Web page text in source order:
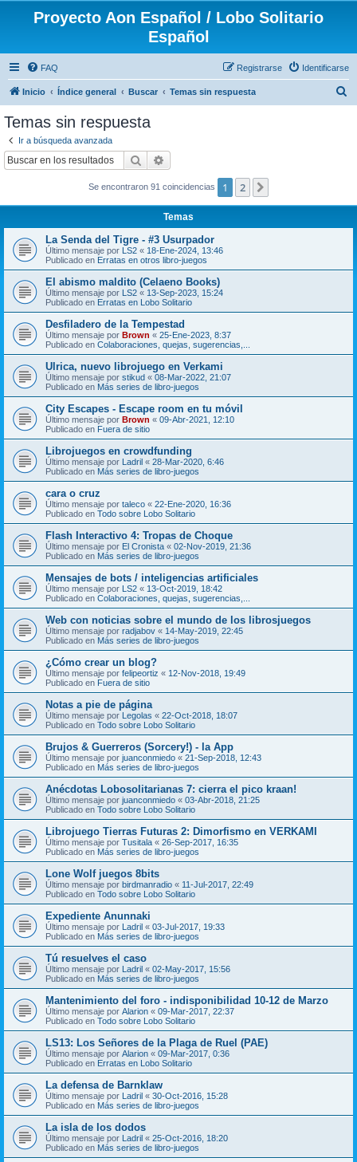
Proyecto Aon Español / Lobo Solitario
Español
FAQ Identificarse
Registrarse
Inicio Índice general Buscar Temas sin respuesta
Temas sin respuesta
Ir a búsqueda avanzada
Buscar
Se encontraron 91 coincidencias 1 2
Temas
La Senda del Tigre - #3 Usurpador
Último mensaje por LS2 « 18-Ene-2024, 13:46
Publicado en Erratas en otros libro-juegos
El abismo maldito (Celaeno Books)
Último mensaje por LS2 « 13-Sep-2023, 15:24
Publicado en Erratas en Lobo Solitario
Desfiladero de la Tempestad
Último mensaje por Brown « 25-Ene-2023, 8:37
Publicado en Colaboraciones, quejas, sugerencias,...
Ulrica, nuevo librojuego en Verkami
Último mensaje por stikud « 08-Mar-2022, 21:07
Publicado en Más series de libro-juegos
City Escapes - Escape room en tu móvil
Último mensaje por Brown « 09-Abr-2021, 12:10
Publicado en Fuera de sitio
Librojuegos en crowdfunding
Último mensaje por Ladril « 28-Mar-2020, 6:46
Publicado en Más series de libro-juegos
cara o cruz
Último mensaje por taleco « 22-Ene-2020, 16:36
Publicado en Todo sobre Lobo Solitario
Flash Interactivo 4: Tropas de Choque
Último mensaje por El Cronista « 02-Nov-2019, 21:36
Publicado en Más series de libro-juegos
Mensajes de bots / inteligencias artificiales
Último mensaje por LS2 « 13-Oct-2019, 18:42
Publicado en Colaboraciones, quejas, sugerencias,...
Web con noticias sobre el mundo de los librosjuegos
Último mensaje por radjabov « 14-May-2019, 22:45
Publicado en Más series de libro-juegos
¿Cómo crear un blog?
Último mensaje por felipeortiz « 12-Nov-2018, 19:49
Publicado en Fuera de sitio
Notas a pie de página
Último mensaje por Legolas « 22-Oct-2018, 18:07
Publicado en Todo sobre Lobo Solitario
Brujos & Guerreros (Sorcery!) - la App
Último mensaje por juanconmiedo « 21-Sep-2018, 12:43
Publicado en Más series de libro-juegos
Anécdotas Lobosolitarianas 7: cierra el pico kraan!
Último mensaje por juanconmiedo « 03-Abr-2018, 21:25
Publicado en Todo sobre Lobo Solitario
Librojuego Tierras Futuras 2: Dimorfismo en VERKAMI
Último mensaje por Tusitala « 26-Sep-2017, 16:35
Publicado en Más series de libro-juegos
Lone Wolf juegos 8bits
Último mensaje por birdmanradio « 11-Jul-2017, 22:49
Publicado en Todo sobre Lobo Solitario
Expediente Anunnaki
Último mensaje por Ladril « 03-Jul-2017, 19:33
Publicado en Más series de libro-juegos
Tú resuelves el caso
Último mensaje por Ladril « 02-May-2017, 15:56
Publicado en Más series de libro-juegos
Mantenimiento del foro - indisponibilidad 10-12 de Marzo
Último mensaje por Alarion « 09-Mar-2017, 22:37
Publicado en Todo sobre Lobo Solitario
LS13: Los Señores de la Plaga de Ruel (PAE)
Último mensaje por Alarion « 09-Mar-2017, 0:36
Publicado en Erratas en Lobo Solitario
La defensa de Barnklaw
Último mensaje por Ladril « 30-Oct-2016, 15:28
Publicado en Más series de libro-juegos
La isla de los dodos
Último mensaje por Ladril « 25-Oct-2016, 18:20
Publicado en Más series de libro-juegos